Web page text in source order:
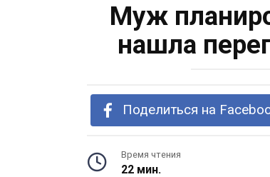
Муж
нашла
Поделиться на
Время чтения
22 мин.